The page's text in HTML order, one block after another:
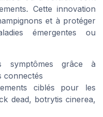
Cette innovation
et à protéger
émergentes ou
symptômes grâce à
connectés
ciblés pour les
dead, botrytis cinerea,